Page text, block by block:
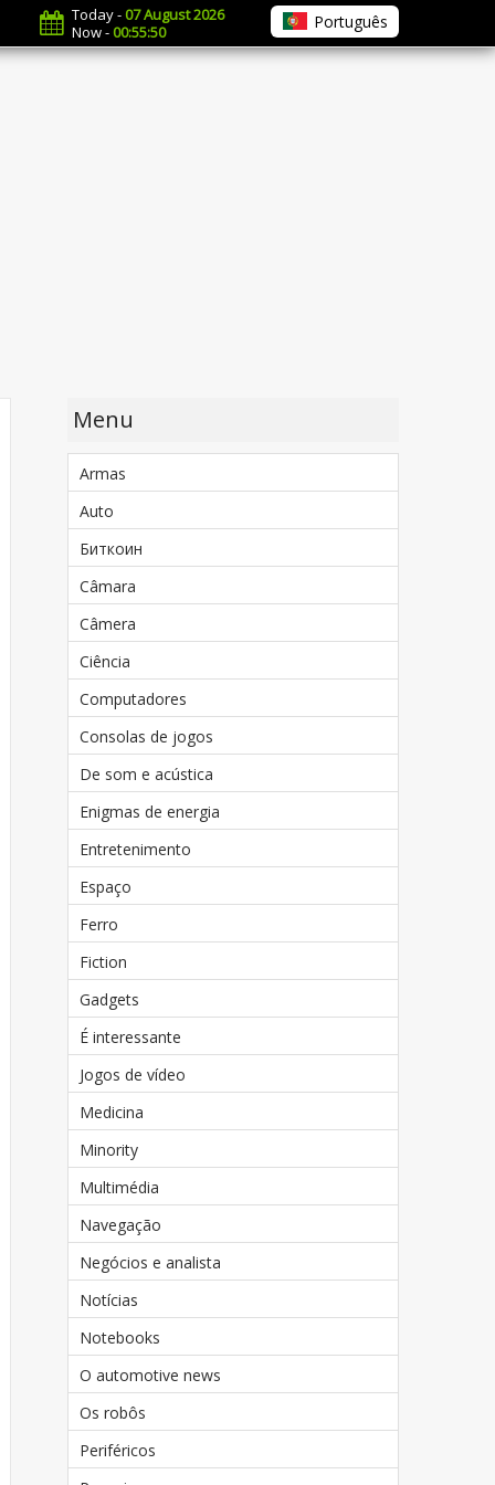
Today -07 August 2026
Now -00:55:51 Português
Menu
Armas
Auto
Биткоин
Câmara
Câmera
Ciência
Computadores
Consolas de jogos
De som e acústica
Enigmas de energia
Entretenimento
Espaço
Ferro
Fiction
Gadgets
É interessante
Jogos de vídeo
Medicina
Minority
Multimédia
Navegação
Negócios e analista
Notícias
Notebooks
O automotive news
Os robôs
Periféricos